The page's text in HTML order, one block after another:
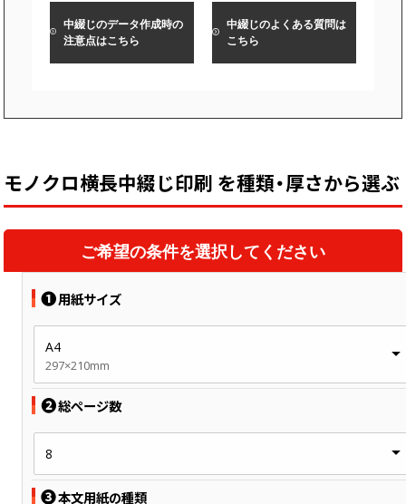
中綴じのデータ作成時の
注意点はこちら
中綴じのよくある質問は
こちら
モノクロ横長中綴じ印刷 を種類・厚さから選ぶ
ご希望の条件を選択してください
❶用紙サイズ
A4
297×210mm
❷総ページ数
8
❸本文用紙の種類